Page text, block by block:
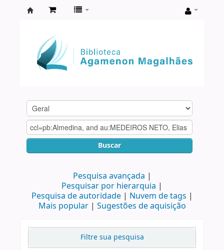
Agamenon
Magalhães
Buscar
Pesquisa avançada
Pesquisar por hierarquia
Pesquisa de autoridade
Nuvem de tags
Mais popular
Sugestões de aquisição
Filtre sua pesquisa